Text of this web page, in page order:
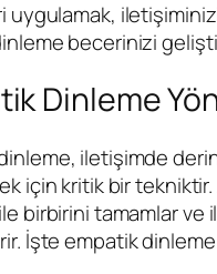
uygulamak,
becerinizi
Dinleme
iletişimde
için kritik bir
birbirini tamamlar ve
İşte empatik